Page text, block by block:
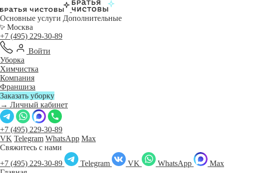
Основные услуги Дополнительные
Москва
+7 (495) 229-30-89
Войти
Уборка
Химчистка
Компания
Франшиза
Заказать уборку
→ Личный кабинет
+7 (495) 229-30-89
VK Telegram WhatsApp Max
Свяжитесь с нами
+7 (495) 229-30-89
Telegram VK WhatsApp
Max